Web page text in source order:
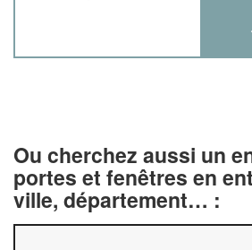
Ou cherchez aussi un
portes et fenêtres en
ville, département… :